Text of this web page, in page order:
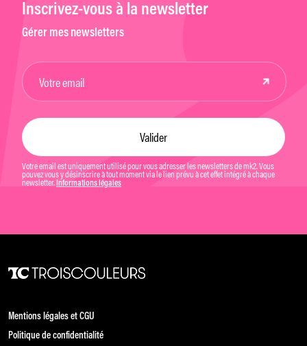
Inscrivez-vous à la newsletter
Gérer mes newsletters
Votre email est uniquement utilisé pour vous adresser les newsletters de mk2. Vous
pouvez vous y désinscrire à tout moment via le lien prévu à cet effet intégré à chaque
newsletter. Informations légales
Mentions légales et CGU
Politique de confidentialité